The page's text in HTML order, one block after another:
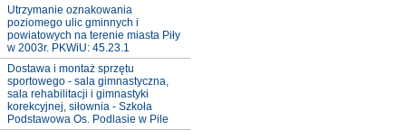
Utrzymanie oznakowania
poziomego ulic gminnych i
powiatowych na terenie miasta Piły
w 2003r. PKWiU: 45.23.1
Dostawa i montaż sprzętu
sportowego - sala gimnastyczna,
sala rehabilitacji i gimnastyki
korekcyjnej, siłownia - Szkoła
Podstawowa Os. Podlasie w Pile